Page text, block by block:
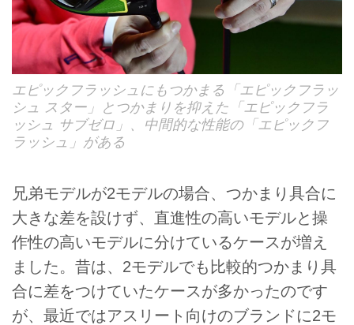
エピックフラッシュにもつかまる「エピックフラッ
シュ スター」とつかまりを抑えた「エピックフラ
ッシュ サブゼロ」、中間的な性能の「エピックフ
ラッシュ」がある
兄弟モデルが2モデルの場合、つかまり具合に
大きな差を設けず、直進性の高いモデルと操
作性の高いモデルに分けているケースが増え
ました。昔は、2モデルでも比較的つかまり具
合に差をつけていたケースが多かったのです
が、最近ではアスリート向けのブランドに2モ